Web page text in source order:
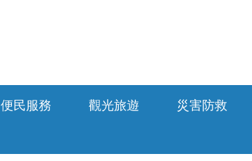
便民服務 觀光旅遊 災害防救